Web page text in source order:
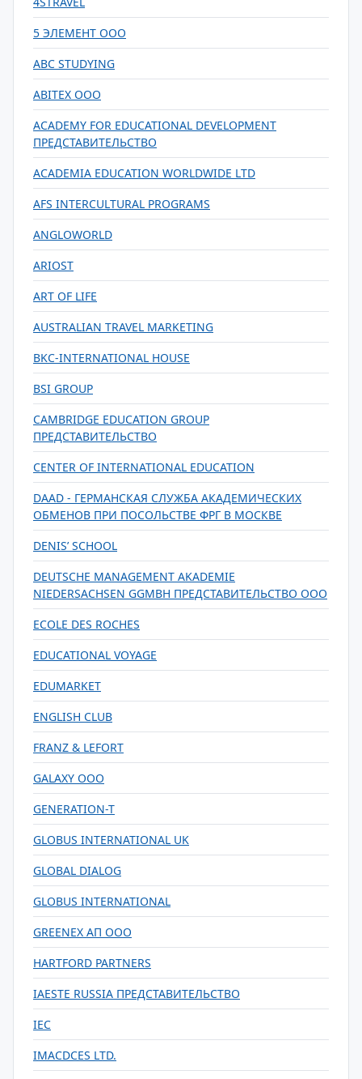
5 ЭЛЕМЕНТ ООО
ABC STUDYING
ABITEX ООО
ACADEMY FOR EDUCATIONAL DEVELOPMENT
ПРЕДСТАВИТЕЛЬСТВО
ACADEMIA EDUCATION WORLDWIDE LTD
AFS INTERCULTURAL PROGRAMS
ANGLOWORLD
ARIOST
ART OF LIFE
AUSTRALIAN TRAVEL MARKETING
BKC-INTERNATIONAL HOUSE
BSI GROUP
CAMBRIDGE EDUCATION GROUP
ПРЕДСТАВИТЕЛЬСТВО
CENTER OF INTERNATIONAL EDUCATION
DAAD - ГЕРМАНСКАЯ СЛУЖБА АКАДЕМИЧЕСКИХ
ОБМЕНОВ ПРИ ПОСОЛЬСТВЕ ФРГ В МОСКВЕ
DENIS’ SCHOOL
DEUTSCHE MANAGEMENT AKADEMIE
NIEDERSACHSEN GGMBH ПРЕДСТАВИТЕЛЬСТВО ООО
ECOLE DES ROCHES
EDUCATIONAL VOYAGE
EDUMARKET
ENGLISH CLUB
FRANZ & LEFORT
GALAXY ООО
GENERATION-T
GLOBUS INTERNATIONAL UK
GLOBAL DIALOG
GLOBUS INTERNATIONAL
GREENEX АП ООО
HARTFORD PARTNERS
IAESTE RUSSIA ПРЕДСТАВИТЕЛЬСТВО
IEC
IMACDCES LTD.